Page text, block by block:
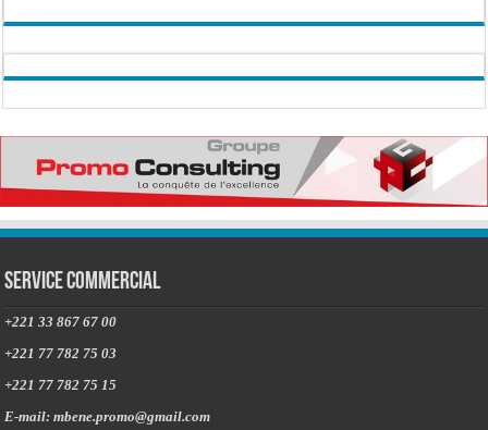
Service commercial
+221 33 867 67 00
+221 77 782 75 03
+221 77 782 75 15
E-mail: mbene.promo@gmail.com